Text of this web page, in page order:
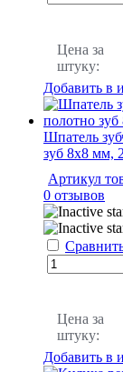
Цена за
штуку:
Добавить в
Шпатель
зуб 8х8 мм,
Артикул
0 отзывов
Цена за
штуку:
Добавить в